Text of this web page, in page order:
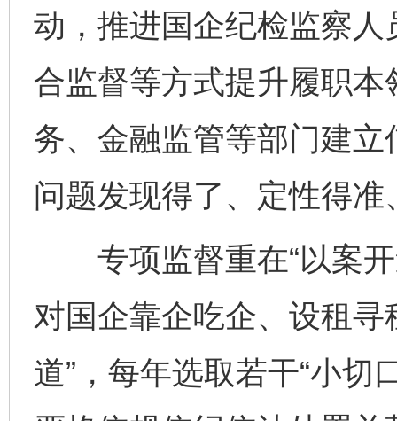
动，推进国企纪检监察
合监督等方式提升履职
务、金融监管等部门建
问题发现得了、定性得准
专项监督重在“以案开
对国企靠企吃企、设租
道”，每年选取若干“小切